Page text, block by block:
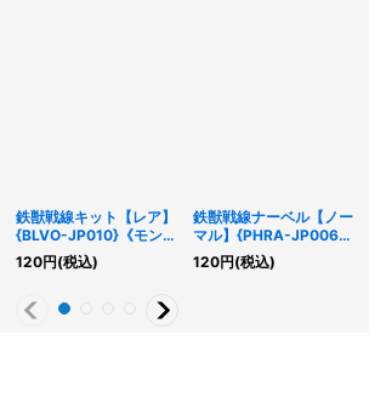
鉄獣戦線キット【レア】
{BLVO-JP010}《モンス
ター》
120円(税込)
鉄獣戦線ナーベル【ノー
マル】{PHRA-JP006}
《モンスター》
120円(税込)